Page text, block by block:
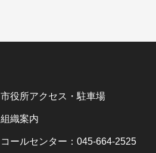
市役所アクセス・駐車場
組織案内
コールセンター：045-664-2525